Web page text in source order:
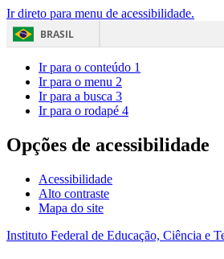
Ir direto para menu de acessibilidade.
BRASIL
Ir para o conteúdo 1
Ir para o menu 2
Ir para a busca 3
Ir para o rodapé 4
Opções de acessibilidade
Acessibilidade
Alto contraste
Mapa do site
Instituto Federal de Educação, Ciência e